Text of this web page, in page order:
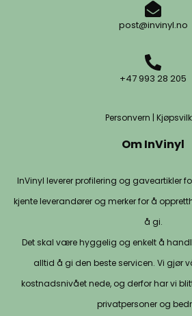
post@invinyl.no
+47 993 28 205
Personvern |
Om InVinyl
InVinyl leverer profilering og gaveartikler
kjente leverandører og merker for å
å gi.
Det skal være hyggelig og enkelt å
alltid å gi den beste servicen. Vi gjør
kostnadsnivået nede, og derfor har vi
privatpersoner og